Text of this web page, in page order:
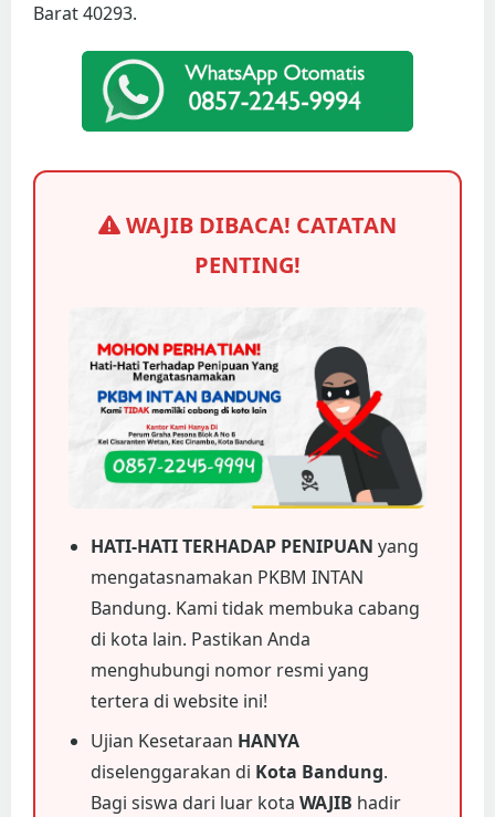
Barat 40293.
WAJIB DIBACA! CATATAN
PENTING!
HATI-HATI TERHADAP PENIPUAN yang
mengatasnamakan PKBM INTAN
Bandung. Kami tidak membuka cabang
di kota lain. Pastikan Anda
menghubungi nomor resmi yang
tertera di website ini!
Ujian Kesetaraan HANYA
diselenggarakan di Kota Bandung.
Bagi siswa dari luar kota WAJIB hadir